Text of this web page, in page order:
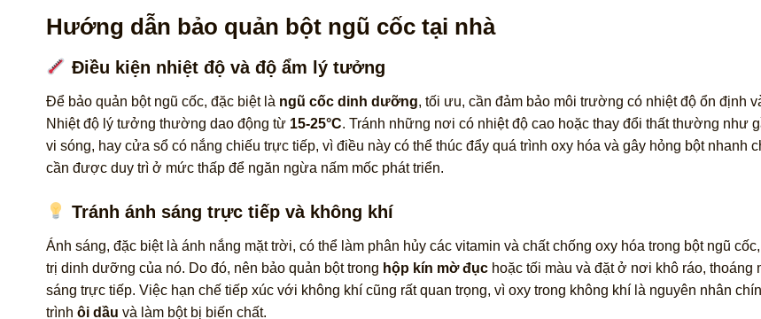
Hướng dẫn bảo quản bột ngũ cốc tại nhà
Điều kiện nhiệt độ và độ ẩm lý tưởng
Để bảo quản bột ngũ cốc, đặc biệt là ngũ cốc dinh dưỡng, tối ưu, cần đảm bảo môi trường có nhiệt độ ổn định
Nhiệt độ lý tưởng thường dao động từ 15-25°C. Tránh những nơi có nhiệt độ cao hoặc thay đổi thất thường như
vi sóng, hay cửa sổ có nắng chiếu trực tiếp, vì điều này có thể thúc đẩy quá trình oxy hóa và gây hỏng bột nhanh
cần được duy trì ở mức thấp để ngăn ngừa nấm mốc phát triển.
Tránh ánh sáng trực tiếp và không khí
Ánh sáng, đặc biệt là ánh nắng mặt trời, có thể làm phân hủy các vitamin và chất chống oxy hóa trong bột ngũ
trị dinh dưỡng của nó. Do đó, nên bảo quản bột trong hộp kín mờ đục hoặc tối màu và đặt ở nơi khô ráo, thoáng
sáng trực tiếp. Việc hạn chế tiếp xúc với không khí cũng rất quan trọng, vì oxy trong không khí là nguyên nhân
trình ôi dầu và làm bột bị biến chất.